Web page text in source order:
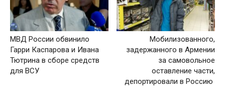
МВД России обвинило
Гарри Каспарова и Ивана
Тютрина в сборе средств
для ВСУ
Мобилизованного,
задержанного в Армении
за самовольное
оставление части,
депортировали в Россию